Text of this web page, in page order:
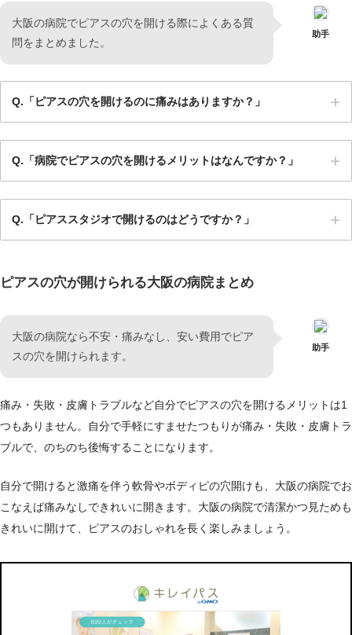
大阪の病院でピアスの穴を開ける際によくある質
問をまとめました。
助手
Q.「ピアスの穴を開けるのに痛みはありますか？」
Q.「病院でピアスの穴を開けるメリットはなんですか？」
Q.「ピアススタジオで開けるのはどうですか？」
ピアスの穴が開けられる大阪の病院まとめ
大阪の病院なら不安・痛みなし、安い費用でピア
スの穴を開けられます。
助手
痛み・失敗・皮膚トラブルなど自分でピアスの穴を開けるメリットは1
つもありません。自分で手軽にすませたつもりが痛み・失敗・皮膚トラ
ブルで、のちのち後悔することになります。
自分で開けると激痛を伴う軟骨やボディピの穴開けも、大阪の病院でお
こなえば痛みなしできれいに開きます。大阪の病院で清潔かつ見ためも
きれいに開けて、ピアスのおしゃれを長く楽しみましょう。